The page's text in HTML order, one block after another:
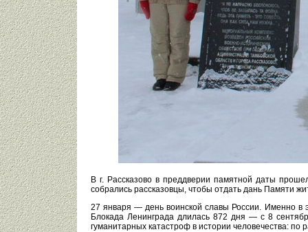
В г. Рассказово в преддверии памятной даты
собрались рассказовцы, чтобы отдать дань Памяти
27 января — день воинской славы России. Именно в
Блокада Ленинграда длилась 872 дня — с 8
гуманитарных катастроф в истории человечества: